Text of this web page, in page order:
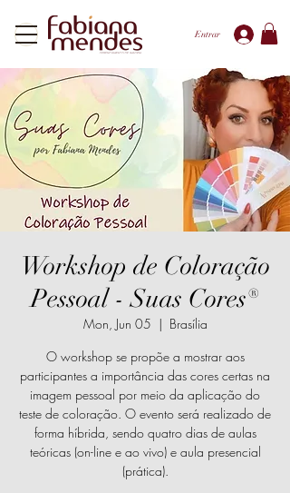
Entrar
Workshop de Coloração
Pessoal - Suas Cores®
Mon, Jun 05
  |
Brasília
O workshop se propõe a mostrar aos
participantes a importância das cores certas na
imagem pessoal por meio da aplicação do
teste de coloração. O evento será realizado de
forma híbrida, sendo quatro dias de aulas
teóricas (on-line e ao vivo) e aula presencial
(prática).